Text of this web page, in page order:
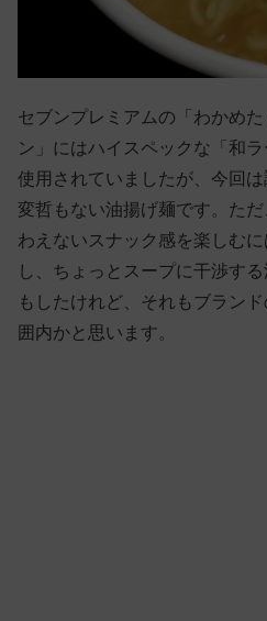
セブンプレミアムの「わかめ
ン」にはハイスペックな「和
使用されていましたが、今回
変哲もない油揚げ麺です。た
わえないスナック感を楽しむに
し、ちょっとスープに干渉す
もしたけれど、それもブラン
囲内かと思います。